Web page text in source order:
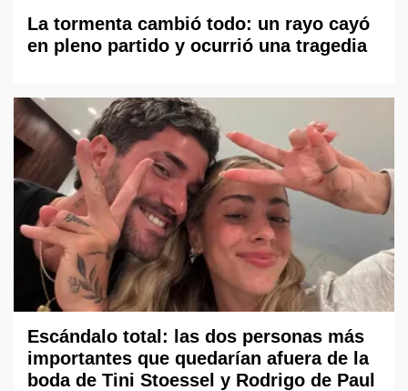
La tormenta cambió todo: un rayo cayó
en pleno partido y ocurrió una tragedia
Escándalo total: las dos personas más
importantes que quedarían afuera de la
boda de Tini Stoessel y Rodrigo de Paul